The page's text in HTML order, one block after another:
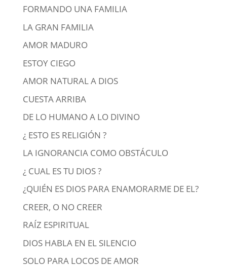
FORMANDO UNA FAMILIA
LA GRAN FAMILIA
AMOR MADURO
ESTOY CIEGO
AMOR NATURAL A DIOS
CUESTA ARRIBA
DE LO HUMANO A LO DIVINO
¿ ESTO ES RELIGIÓN ?
LA IGNORANCIA COMO OBSTÁCULO
¿ CUAL ES TU DIOS ?
¿QUIÉN ES DIOS PARA ENAMORARME DE EL?
CREER, O NO CREER
RAÍZ ESPIRITUAL
DIOS HABLA EN EL SILENCIO
SOLO PARA LOCOS DE AMOR